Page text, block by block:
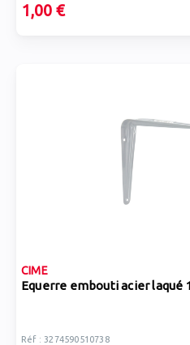
1,00 €
CIME
Equerre embouti acier laqué
Réf : 3274590510738